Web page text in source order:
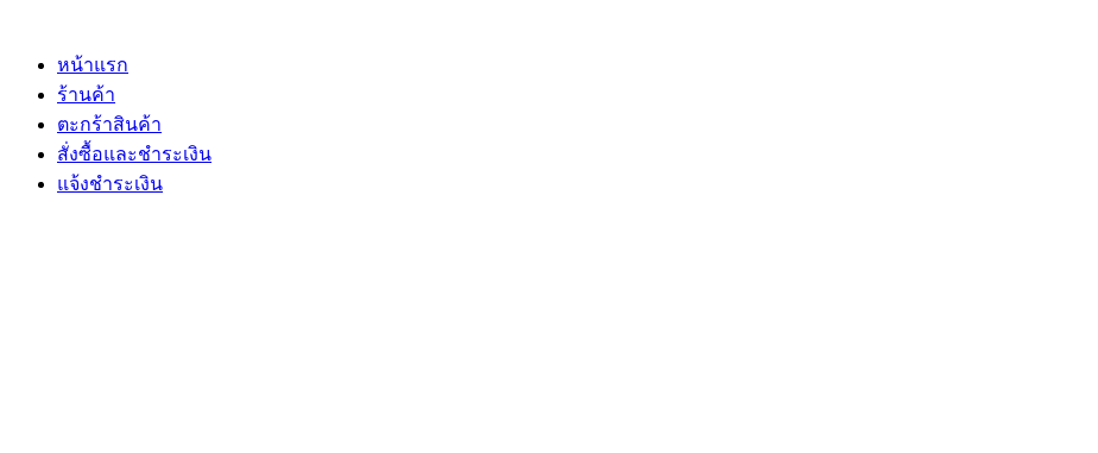
contentหน้าแรก
ร้านค้า
ตะกร้าสินค้า
สั่งซื้อและชำระเงิน
แจ้งชำระเงิน